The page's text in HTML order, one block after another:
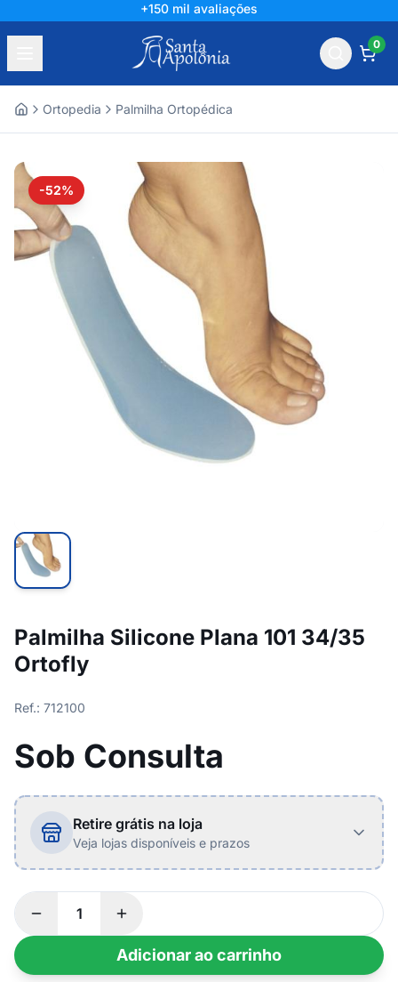
+150 mil avaliações
0
Ortopedia Palmilha Ortopédica
-52%
Palmilha Silicone Plana 101 34/35
Ortofly
Ref.: 712100
Sob Consulta
Retire grátis na loja
Veja lojas disponíveis e prazos
Adicionar ao carrinho